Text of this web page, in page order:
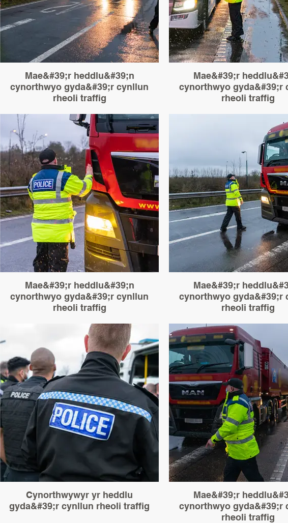
Mae&#39;r heddlu&#39;n
cynorthwyo gyda&#39;r cynllun
rheoli traffig
Mae&#39;r
cynorthwyo gyda&#39;r
rheoli traffig
Mae&#39;r heddlu&#39;n
cynorthwyo gyda&#39;r cynllun
rheoli traffig
Mae&#39;r
cynorthwyo gyda&#39;r
rheoli traffig
Cynorthwywyr yr heddlu
gyda&#39;r cynllun rheoli traffig
Mae&#39;r
cynorthwyo gyda&#39;r
rheoli traffig